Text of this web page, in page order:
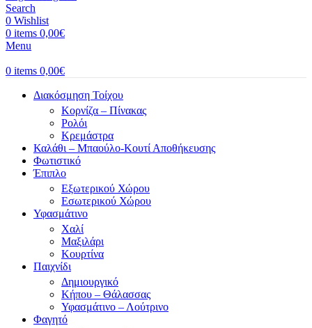
Search
0 Wishlist
0 items 0,00€
Menu
0 items 0,00€
Διακόσμηση Τοίχου
Κορνίζα – Πίνακας
Ρολόι
Κρεμάστρα
Καλάθι – Μπαούλο-Κουτί Αποθήκευσης
Φωτιστικό
Έπιπλο
Εξωτερικού Χώρου
Εσωτερικού Χώρου
Υφασμάτινο
Χαλί
Μαξιλάρι
Κουρτίνα
Παιχνίδι
Δημιουργικό
Κήπου – Θάλασσας
Υφασμάτινο – Λούτρινο
Φαγητό